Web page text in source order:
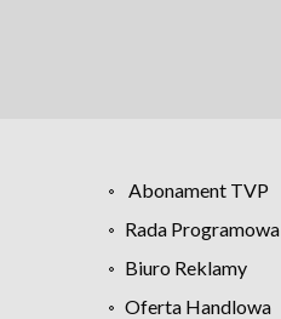
Abonament TVP
Rada Programowa
Biuro Reklamy
Oferta Handlowa